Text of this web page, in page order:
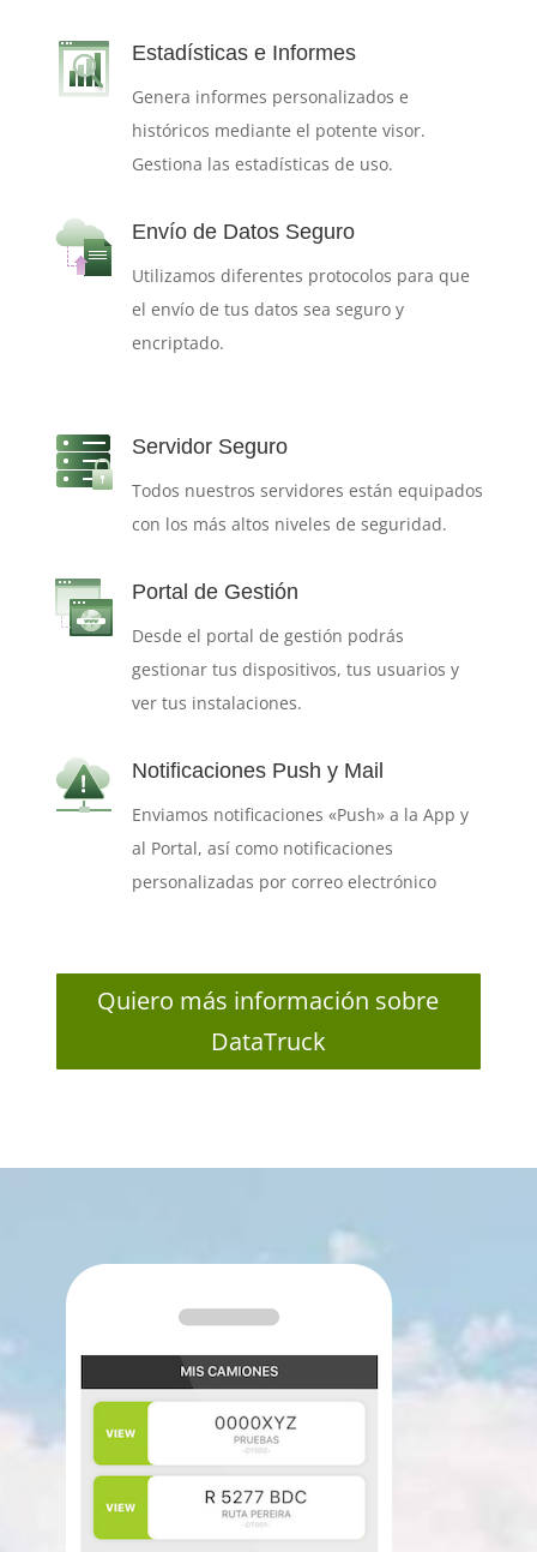
Estadísticas e Informes
Genera informes personalizados e
históricos mediante el potente visor.
Gestiona las estadísticas de uso.
Envío de Datos Seguro
Utilizamos diferentes protocolos para que
el envío de tus datos sea seguro y
encriptado.
Servidor Seguro
Todos nuestros servidores están equipados
con los más altos niveles de seguridad.
Portal de Gestión
Desde el portal de gestión podrás
gestionar tus dispositivos, tus usuarios y
ver tus instalaciones.
Notificaciones Push y Mail
Enviamos notificaciones «Push» a la App y
al Portal, así como notificaciones
personalizadas por correo electrónico
Quiero más información sobre
DataTruck